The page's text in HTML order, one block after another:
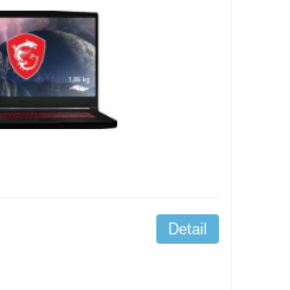
Detail